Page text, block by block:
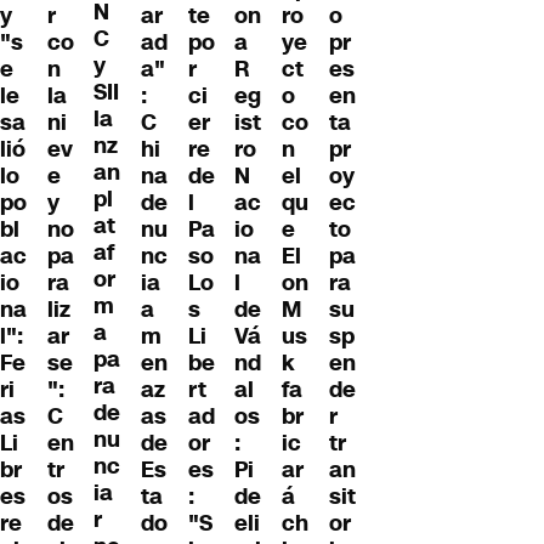
y
"s
e
le
sa
lió
lo
po
bl
ac
io
na
l":
Fe
ri
as
Li
br
es
re
r
co
n
la
ni
ev
e
y
no
pa
ra
liz
ar
se
":
C
en
tr
os
de
N
C
y
SII
la
nz
an
pl
at
af
or
m
a
pa
ra
de
nu
nc
ia
r
ar
ad
a"
:
C
hi
na
de
nu
nc
ia
a
m
en
az
as
de
Es
ta
do
te
po
r
ci
er
re
de
l
Pa
so
Lo
s
Li
be
rt
ad
or
es
:
"S
on
a
R
eg
ist
ro
N
ac
io
na
l
de
Vá
nd
al
os
:
Pi
de
eli
ro
ye
ct
o
co
n
el
qu
e
El
on
M
us
k
fa
br
ic
ar
á
ch
o
pr
es
en
ta
pr
oy
ec
to
pa
ra
su
sp
en
de
r
tr
an
sit
or